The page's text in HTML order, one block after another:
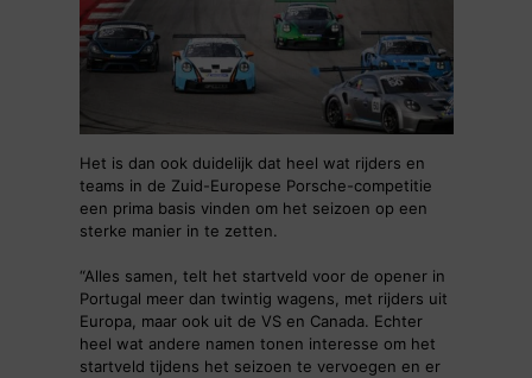
Het is dan ook duidelijk dat heel wat rijders en
teams in de Zuid-Europese Porsche-competitie
een prima basis vinden om het seizoen op een
sterke manier in te zetten.
“Alles samen, telt het startveld voor de opener in
Portugal meer dan twintig wagens, met rijders uit
Europa, maar ook uit de VS en Canada. Echter
heel wat andere namen tonen interesse om het
startveld tijdens het seizoen te vervoegen en er